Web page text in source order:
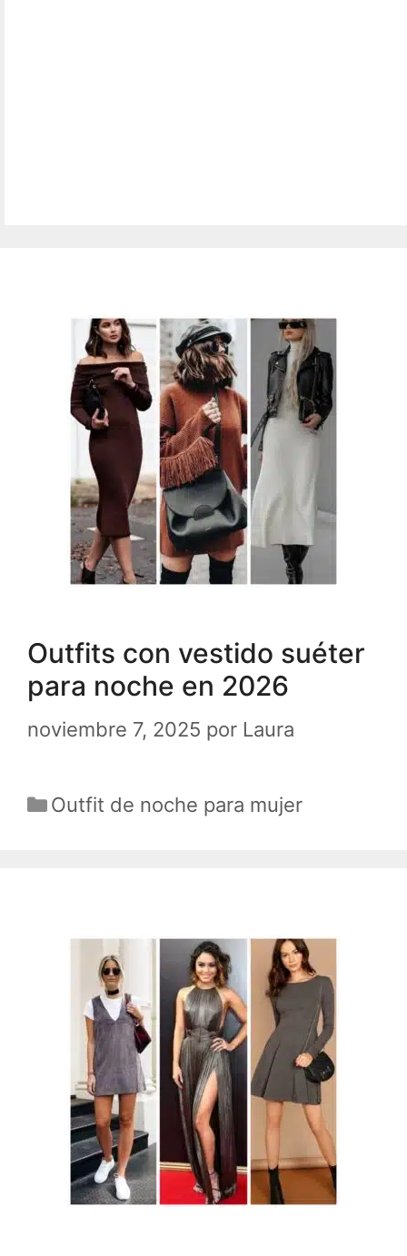
Outfits con vestido suéter
para noche en 2026
noviembre 7, 2025 por Laura
Categorías
Outfit de noche para mujer